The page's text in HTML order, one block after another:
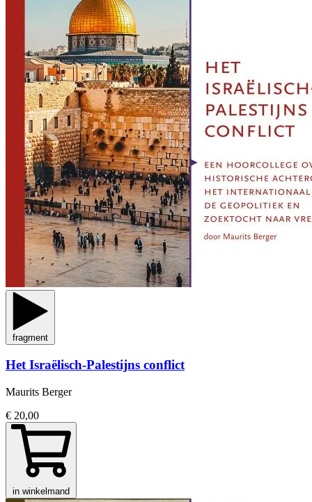
fragment
Het Israëlisch-Palestijns conflict
Maurits Berger
€ 20,00
in winkelmand